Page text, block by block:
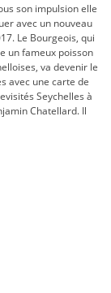
son impulsion elle
avec un nouveau
Le Bourgeois, qui
un fameux poisson
va devenir le
avec une carte de
Seychelles à
Chatellard. Il